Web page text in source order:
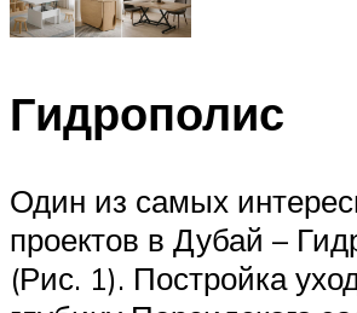
Гидрополис
Один из самых
проектов в Дубай –
(Рис. 1). Постройка